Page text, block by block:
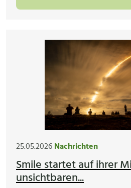
25.05.2026Nachrichten
Smile startet auf ihrer
unsichtbaren...